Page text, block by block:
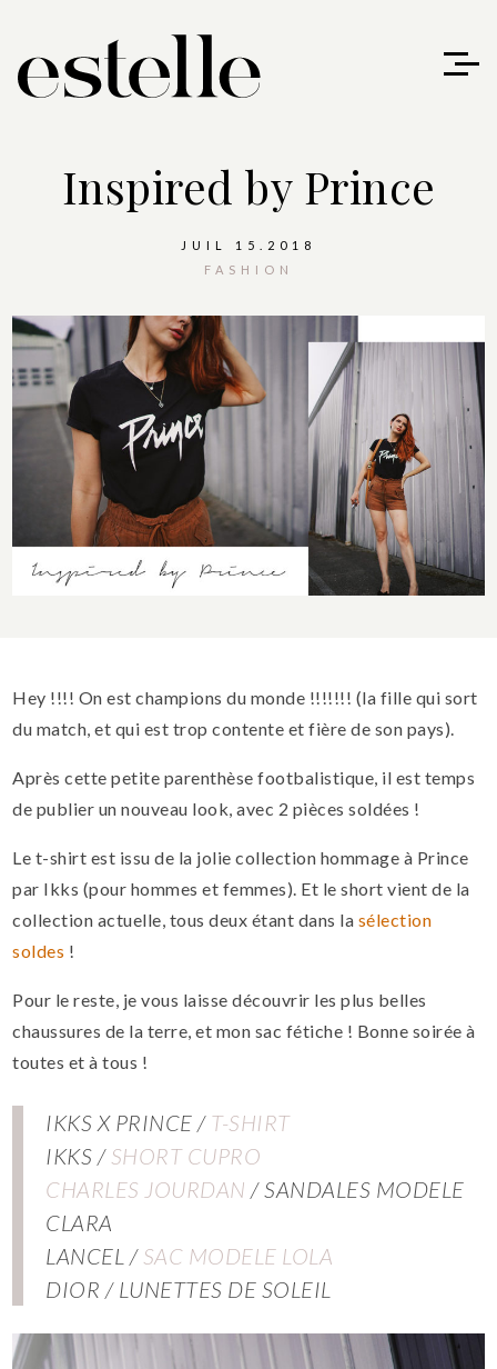
Inspired by Prince
JUIL 15.2018
FASHION
Hey !!!! On est champions du monde !!!!!!! (la fille qui sort
du match, et qui est trop contente et fière de son pays).
Après cette petite parenthèse footbalistique, il est temps
de publier un nouveau look, avec 2 pièces soldées !
Le t-shirt est issu de la jolie collection hommage à Prince
par Ikks (pour hommes et femmes). Et le short vient de la
collection actuelle, tous deux étant dans la sélection
soldes !
Pour le reste, je vous laisse découvrir les plus belles
chaussures de la terre, et mon sac fétiche ! Bonne soirée à
toutes et à tous !
IKKS X PRINCE / T-SHIRT
IKKS / SHORT CUPRO
CHARLES JOURDAN / SANDALES MODELE
CLARA
LANCEL / SAC MODELE LOLA
DIOR / LUNETTES DE SOLEIL